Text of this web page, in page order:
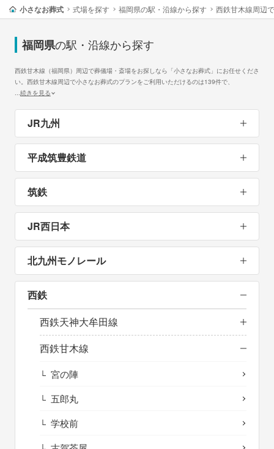
小さなお葬式 式場を探す 福岡県の駅・沿線から探す 西鉄甘木線周辺
福岡県の駅・沿線から探す
西鉄甘木線（福岡県）周辺で葬儀場・斎場をお探しなら「小さなお葬式」にお任せくださ
い。西鉄甘木線周辺で小さなお葬式のプランをご利用いただけるのは139件で、
...続きを見る
JR九州
平成筑豊鉄道
筑鉄
JR西日本
北九州モノレール
西鉄
西鉄天神大牟田線
西鉄甘木線
宮の陣
五郎丸
学校前